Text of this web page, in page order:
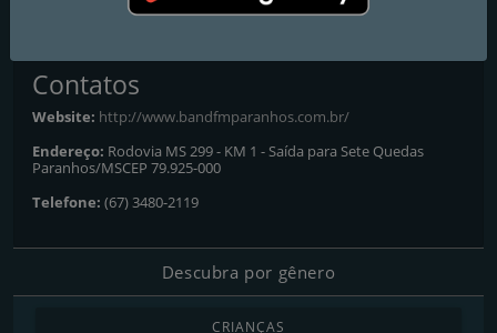
Contatos
Website: http://www.bandfmparanhos.com.br/
Endereço: Rodovia MS 299 - KM 1 - Saída para Sete Quedas
Paranhos/MSCEP 79.925-000
Telefone: (67) 3480-2119
Descubra por gênero
CRIANÇAS